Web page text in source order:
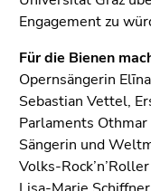
Engagement zu
Für die Bienen
Opernsängerin
Sebastian Vettel,
Parlaments
Sängerin und
Volks-